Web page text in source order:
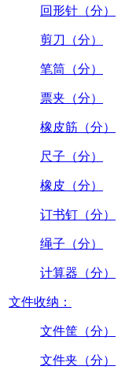
回形针（分）
剪刀（分）
笔筒（分）
票夹（分）
橡皮筋（分）
尺子（分）
橡皮（分）
订书钉（分）
绳子（分）
计算器（分）
文件收纳：
文件筐（分）
文件夹（分）